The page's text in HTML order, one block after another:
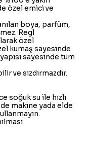
özel emici ve
boya, parfüm,
Regl
özel
kumaş sayesinde
sayesinde tüm
ve sızdırmazdır.
soğuk su ile hızlı
makine yada elde